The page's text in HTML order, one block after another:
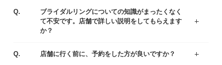
Q.
ブライダルリングについての知識がまったくなく
て不安です。店舗で詳しい説明をしてもらえます
か？
Q.
店舗に行く前に、予約をした方が良いですか？